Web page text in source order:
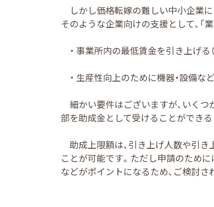
しかし価格転嫁の難しい中小企業に
そのような企業向けの支援として、「
・ 事業所内の最低賃金を引き上げる
・ 生産性向上のために機器・設備な
細かい要件はございますが、いくつ
部を助成金として受けることができる
助成上限額は、引き上げ人数や引き
ことが可能です。ただし申請のため
などがポイントになるため、ご検討さ